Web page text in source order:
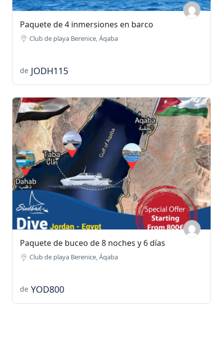
Paquete de 4 inmersiones en barco
Club de playa Berenice, Áqaba
de JODH115
Paquete de buceo de 8 noches y 6 días
Club de playa Berenice, Áqaba
de YOD800